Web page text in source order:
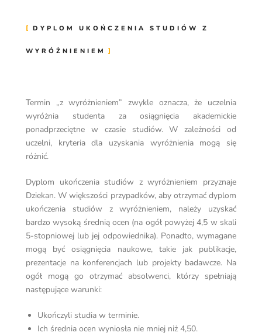
DYPLOM UKOŃCZENIA STUDIÓW Z
WYRÓŻNIENIEM
Termin „z wyróżnieniem” zwykle oznacza, że ​​uczelnia
wyróżnia studenta za osiągnięcia akademickie
ponadprzeciętne w czasie studiów. W zależności od
uczelni, kryteria dla uzyskania wyróżnienia mogą się
różnić.
Dyplom ukończenia studiów z wyróżnieniem przyznaje
Dziekan. W większości przypadków, aby otrzymać dyplom
ukończenia studiów z wyróżnieniem, należy uzyskać
bardzo wysoką średnią ocen (na ogół powyżej 4,5 w skali
5-stopniowej lub jej odpowiednika). Ponadto, wymagane
mogą być osiągnięcia naukowe, takie jak publikacje,
prezentacje na konferencjach lub projekty badawcze. Na
ogół mogą go otrzymać absolwenci, którzy spełniają
następujące warunki:
Ukończyli studia w terminie.
Ich średnia ocen wyniosła nie mniej niż 4,50.